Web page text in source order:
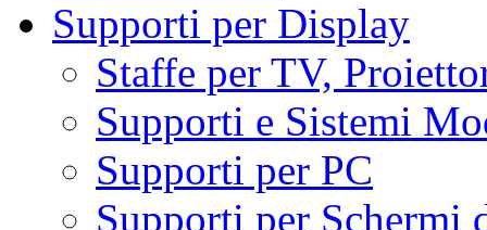
Supporti per Display
Staffe per TV,
Supporti e Sistemi
Supporti per PC
Supporti per Schermi